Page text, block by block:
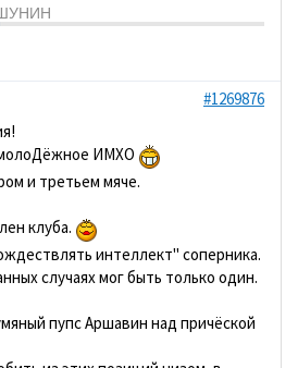
#1269876
молоДёжное ИМХО
и третьем мяче.
клуба.
интеллект" соперника.
случаях мог быть только один.
пупс Аршавин над причёской